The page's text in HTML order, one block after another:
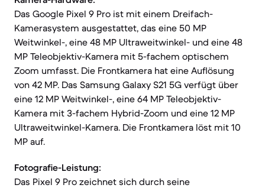
Das Google Pixel 9 Pro ist mit einem Dreifach-
Kamerasystem ausgestattet, das eine 50 MP
Weitwinkel-, eine 48 MP Ultraweitwinkel- und eine 48
MP Teleobjektiv-Kamera mit 5-fachem optischem
Zoom umfasst. Die Frontkamera hat eine Auflösung
von 42 MP. Das Samsung Galaxy S21 5G verfügt über
eine 12 MP Weitwinkel-, eine 64 MP Teleobjektiv-
Kamera mit 3-fachem Hybrid-Zoom und eine 12 MP
Ultraweitwinkel-Kamera. Die Frontkamera löst mit 10
MP auf.
Fotografie-Leistung:
Das Pixel 9 Pro zeichnet sich durch seine